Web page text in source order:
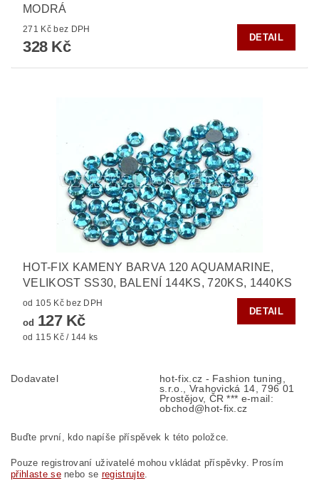
MODRÁ
271 Kč bez DPH
328 Kč
DETAIL
HOT-FIX KAMENY BARVA 120 AQUAMARINE,
VELIKOST SS30, BALENÍ 144KS, 720KS, 1440KS
od 105 Kč bez DPH
od 127 Kč
od 115 Kč / 144 ks
DETAIL
Dodavatel
hot-fix.cz - Fashion tuning,
s.r.o., Vrahovická 14, 796 01
Prostějov, ČR *** e-mail:
obchod@hot-fix.cz
Buďte první, kdo napíše příspěvek k této položce.
Pouze registrovaní uživatelé mohou vkládat příspěvky. Prosím
přihlaste senebo se registrujte